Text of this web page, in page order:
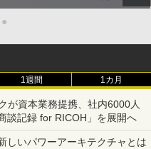
●
1週間 1カ月
が資本業務提携、社内6000人
談記録 for RICOH」を展開へ
しいパワーアーキテクチャとは